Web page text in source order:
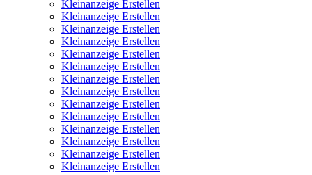
Kleinanzeige Erstellen
Kleinanzeige Erstellen
Kleinanzeige Erstellen
Kleinanzeige Erstellen
Kleinanzeige Erstellen
Kleinanzeige Erstellen
Kleinanzeige Erstellen
Kleinanzeige Erstellen
Kleinanzeige Erstellen
Kleinanzeige Erstellen
Kleinanzeige Erstellen
Kleinanzeige Erstellen
Kleinanzeige Erstellen
Kleinanzeige Erstellen